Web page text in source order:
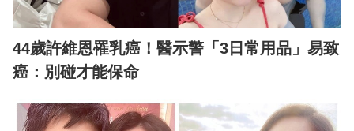
44歲許維恩罹乳癌！醫示警「3日常用品」易致
癌：別碰才能保命